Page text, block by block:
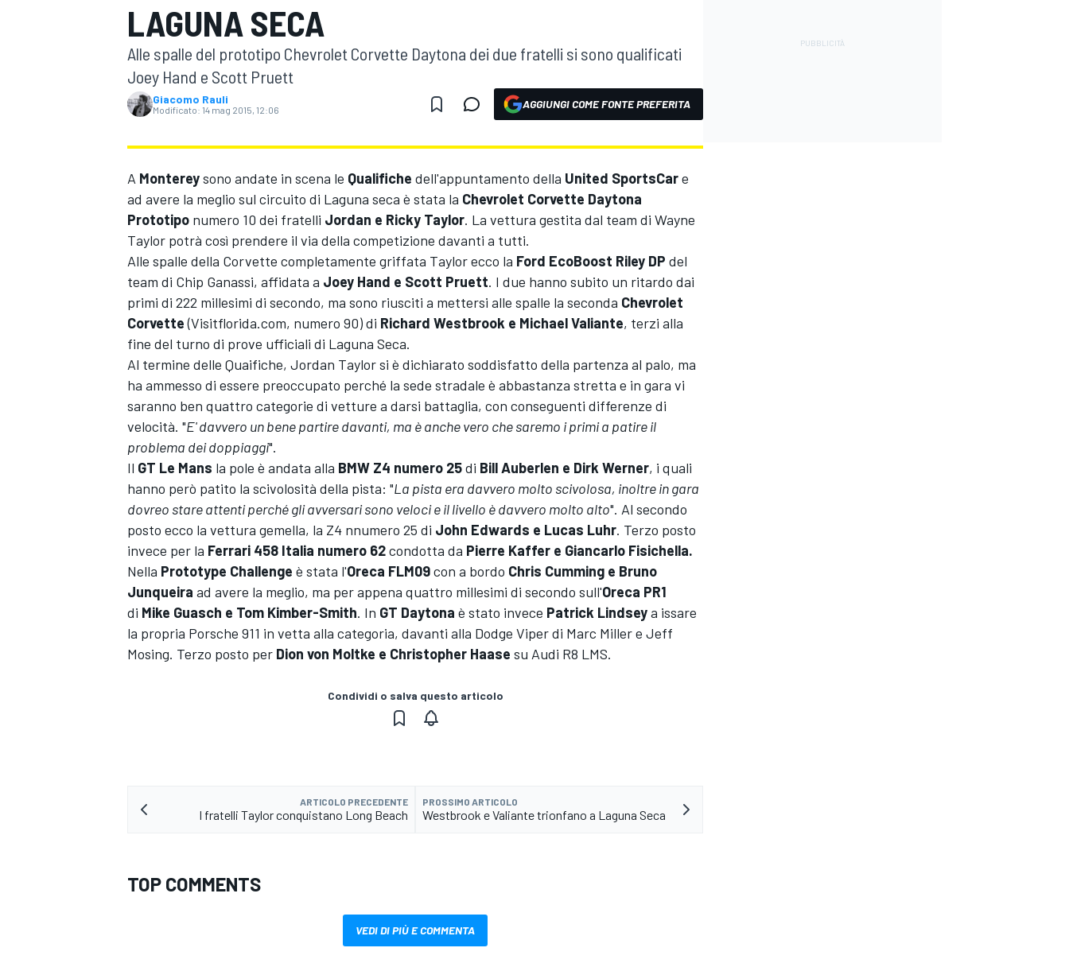
MOTOGP WEC
WRC
LAGUNA SECA
Alle spalle del prototipo Chevrolet Corvette Daytona dei due fratelli si sono qualificati
Joey Hand e Scott Pruett
Giacomo Rauli
Modificato: 14 mag 2015, 12:06 AGGIUNGI COME FONTE PREFERITA
A Montereysono andate in scena le Qualifiche dell'appuntamento della United SportsCare
ad avere la meglio sul circuito di Laguna seca è stata la Chevrolet Corvette Daytona
Prototipo numero 10 dei fratelli Jordan e Ricky Taylor. La vettura gestita dal team di Wayne
Taylor potrà così prendere il via della competizione davanti a tutti.
Alle spalle della Corvette completamente griffata Taylor ecco la Ford EcoBoost Riley DP del
team di Chip Ganassi, affidata a Joey Hand e Scott Pruett. I due hanno subito un ritardo dai
primi di 222 millesimi di secondo, ma sono riusciti a mettersi alle spalle la seconda Chevrolet
Corvette(Visitflorida.com, numero 90) di Richard Westbrook e Michael Valiante, terzi alla
fine del turno di prove ufficiali di Laguna Seca.
Al termine delle Quaifiche, Jordan Taylor si è dichiarato soddisfatto della partenza al palo, ma
ha ammesso di essere preoccupato perché la sede stradale è abbastanza stretta e in gara vi
saranno ben quattro categorie di vetture a darsi battaglia, con conseguenti differenze di
velocità. "E' davvero un bene partire davanti, ma è anche vero che saremo i primi a patire il
problema dei doppiaggi".
Il GT Le Mans la pole è andata alla BMW Z4 numero 25di Bill Auberlen e Dirk Werner, i quali
hanno però patito la scivolosità della pista: "La pista era davvero molto scivolosa, inoltre in gara
dovreo stare attenti perché gli avversari sono veloci e il livello è davvero molto alto". Al secondo
posto ecco la vettura gemella, la Z4 nnumero 25 di John Edwards e Lucas Luhr. Terzo posto
invece per la Ferrari 458 Italia numero 62condotta da Pierre Kaffer e Giancarlo Fisichella.
Nella Prototype Challenge è stata l'Oreca FLM09con a bordo Chris Cumming e Bruno
Junqueira ad avere la meglio, ma per appena quattro millesimi di secondo sull'Oreca PR1
di Mike Guasch e Tom Kimber-Smith. In GT Daytona è stato invece Patrick Lindseya issare
la propria Porsche 911 in vetta alla categoria, davanti alla Dodge Viper di Marc Miller e Jeff
Mosing. Terzo posto per Dion von Moltke e Christopher Haase su Audi R8 LMS.
Condividi o salva questo articolo
ARTICOLO PRECEDENTE
I fratelli Taylor conquistano Long Beach
PROSSIMO ARTICOLO
Westbrook e Valiante trionfano a Laguna Seca
TOP COMMENTS
VEDI DI PIÙ E COMMENTA